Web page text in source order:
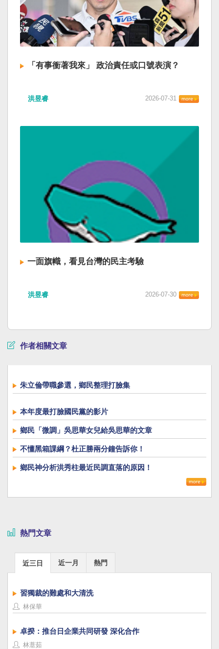
「有事衝著我來」 政治責任或口號表演？
洪昱睿 2026-07-31
一面旗幟，看見台灣的民主考驗
洪昱睿 2026-07-30
作者相關文章
朱立倫帶職參選，鄉民整理打臉集
本年度最打臉國民黨的影片
鄉民「微調」吳思華女兒給吳思華的文章
不懂黑箱課綱？杜正勝兩分鐘告訴你！
鄉民神分析洪秀柱最近民調直落的原因！
熱門文章
近三日 近一月 熱門
習獨裁的難處和大清洗
林保華
卓揆：推台日企業共同研發 深化合作
林薏茹